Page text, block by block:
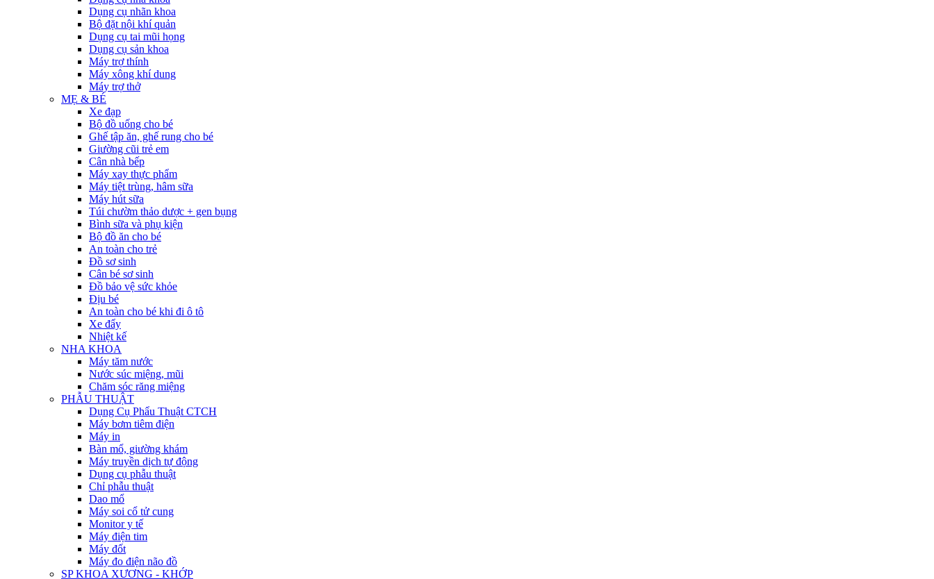
Dụng cụ nhãn khoa
Bộ đặt nội khí quản
Dụng cụ tai mũi họng
Dụng cụ sản khoa
Máy trợ thính
Máy xông khí dung
Máy trợ thở
MẸ & BÉ
Xe đạp
Bộ đồ uống cho bé
Ghế tập ăn, ghế rung cho bé
Giường cũi trẻ em
Cân nhà bếp
Máy xay thực phẩm
Máy tiệt trùng, hâm sữa
Máy hút sữa
Túi chườm thảo dược + gen bụng
Bình sữa và phụ kiện
Bộ đồ ăn cho bé
An toàn cho trẻ
Đồ sơ sinh
Cân bé sơ sinh
Đồ bảo vệ sức khỏe
Địu bé
An toàn cho bé khi đi ô tô
Xe đẩy
Nhiệt kế
NHA KHOA
Máy tăm nước
Nước súc miệng, mũi
Chăm sóc răng miệng
PHẪU THUẬT
Dụng Cụ Phẩu Thuật CTCH
Máy bơm tiêm điện
Máy in
Bàn mổ, giường khám
Máy truyền dịch tự động
Dụng cụ phẫu thuật
Chỉ phẫu thuật
Dao mổ
Máy soi cổ tử cung
Monitor y tế
Máy điện tim
Máy đốt
Máy đo điện não đồ
SP KHOA XƯƠNG - KHỚP